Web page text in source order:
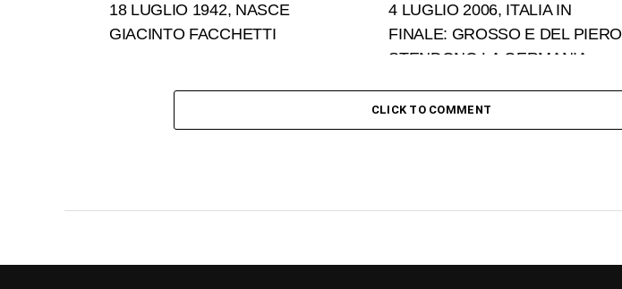
18 LUGLIO 1942, NASCE
GIACINTO FACCHETTI
4 LUGLIO 2006, ITALIA IN
FINALE: GROSSO E DEL PIERO
STENDONO LA GERMANIA
CLICK TO COMMENT